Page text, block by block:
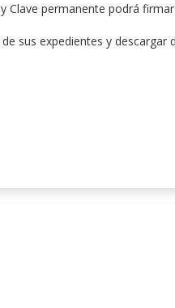
permanente podrá
sus expedientes y descargar